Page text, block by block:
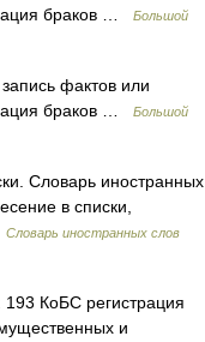
браков …
Большой
фактов или
браков …
Большой
Словарь иностранных
в списки,
Словарь иностранных слов
193 КоБС регистрация
и